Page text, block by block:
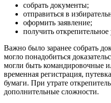
собрать документы;
отправиться в
оформить заявление;
получить открепительное
Важно было заранее собрать
могло понадобиться
могли быть командировочные
временная регистрация,
бумаги. При утрате
дополнительные сложности.